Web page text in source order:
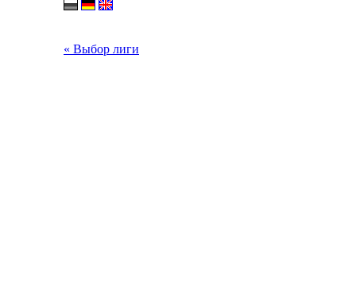
« Выбор лиги